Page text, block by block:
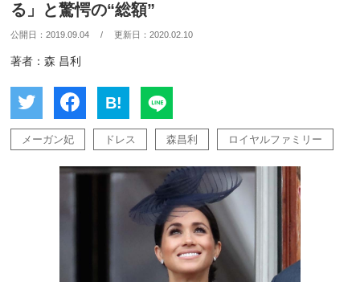
る」と驚愕の“総額”
公開日：2019.09.04 / 更新日：2020.02.10
著者：森 昌利
B!
メーガン妃 ドレス 森昌利 ロイヤルファミリー